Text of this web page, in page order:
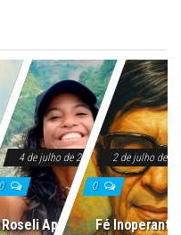
4 de julho de 2025
0
Roseli Aparecida
2 de julho de
0
Fé Inoperante